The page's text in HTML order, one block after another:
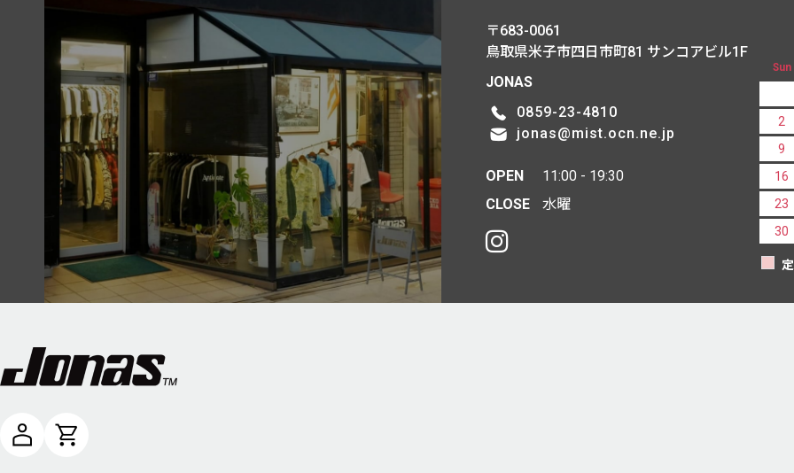
〒683-0061
鳥取県米子市四日市町81 サンコアビル1F
JONAS
0859-23-4810
jonas@mist.ocn.ne.jp
OPEN
11:00 - 19:30
CLOSE
水曜
Sun
2
9
16
23
30